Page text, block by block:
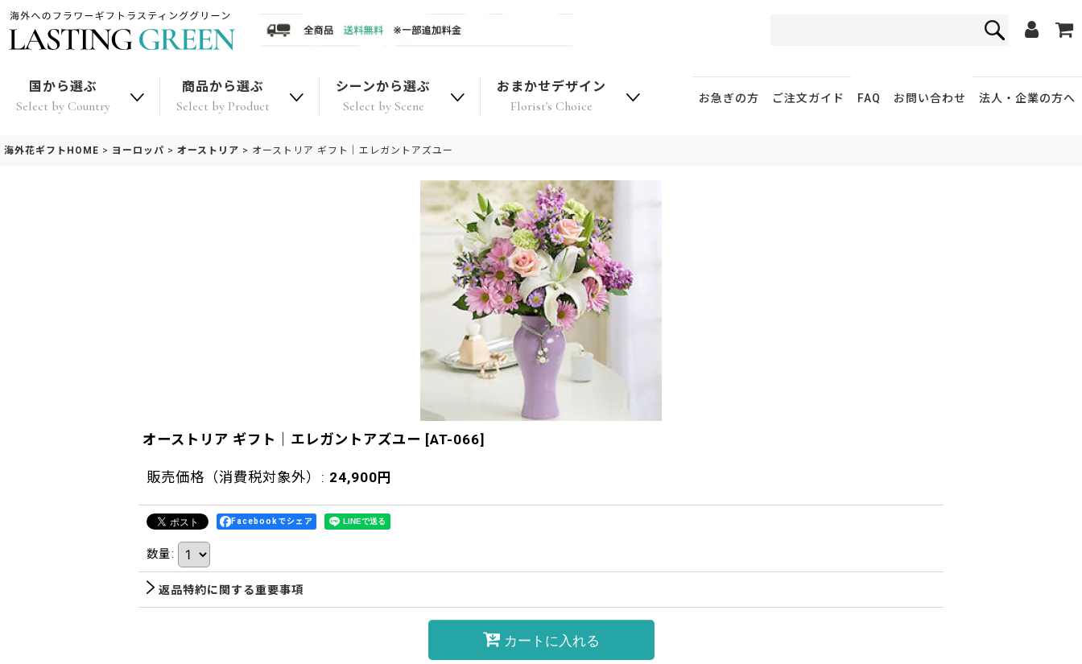
国から選ぶ
Select by Country
商品から選ぶ
Select by Product
シーンから選ぶ
Select by Scene
おまかせデザイン
Florist's Choice 法人・企業の方へ
ご注文ガイド
お急ぎの方 FAQ お問い合わせ
海外花ギフトHOME > ヨーロッパ > オーストリア > オーストリア ギフト｜エレガントアズユー
オーストリア ギフト｜エレガントアズユー [AT-066]
販売価格（消費税対象外） : 24,900 円
Facebookでシェア
数量:
返品特約に関する重要事項
カートに入れる